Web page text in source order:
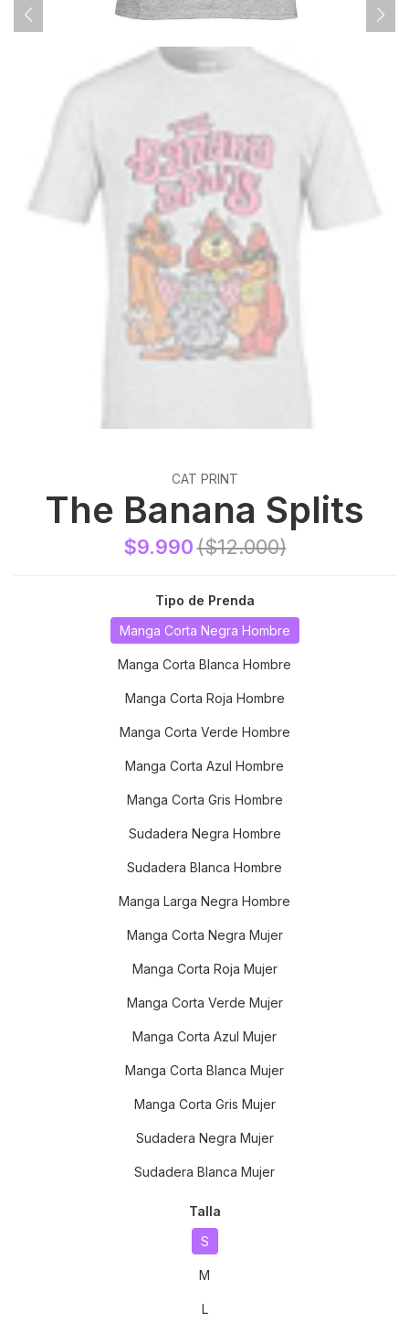
CAT PRINT
The Banana Splits
$9.990($12.000)
Tipo de Prenda
Manga Corta Negra Hombre
Manga Corta Blanca Hombre
Manga Corta Roja Hombre
Manga Corta Verde Hombre
Manga Corta Azul Hombre
Manga Corta Gris Hombre
Sudadera Negra Hombre
Sudadera Blanca Hombre
Manga Larga Negra Hombre
Manga Corta Negra Mujer
Manga Corta Roja Mujer
Manga Corta Verde Mujer
Manga Corta Azul Mujer
Manga Corta Blanca Mujer
Manga Corta Gris Mujer
Sudadera Negra Mujer
Sudadera Blanca Mujer
Talla
S
M
L